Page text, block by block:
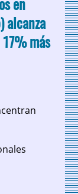
y el 3º de
en
alcanza
más